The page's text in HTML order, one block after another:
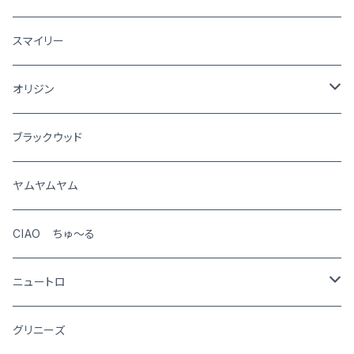
犬
猫
スマイリー
オリジン
犬
猫
ブラックウッド
ヤムヤムヤム
CIAO ちゅ～る
ニュートロ
シュプレモ
グリニーズ